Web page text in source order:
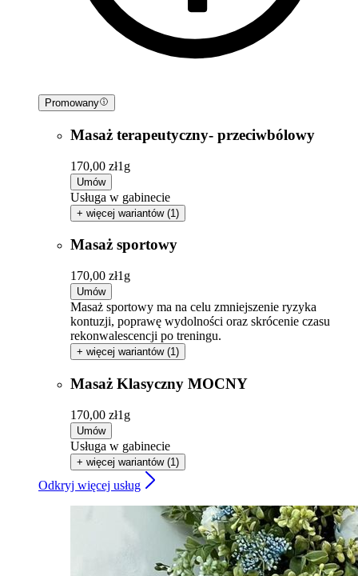
Promowany
Masaż terapeutyczny- przeciwbólowy
170,00 zł1g
Umów
Usługa w gabinecie
+ więcej wariantów (1)
Masaż sportowy
170,00 zł1g
Umów
Masaż sportowy ma na celu zmniejszenie ryzyka
kontuzji, poprawę wydolności oraz skrócenie czasu
rekonwalescencji po treningu.
+ więcej wariantów (1)
Masaż Klasyczny MOCNY
170,00 zł1g
Umów
Usługa w gabinecie
+ więcej wariantów (1)
Odkryj więcej usług